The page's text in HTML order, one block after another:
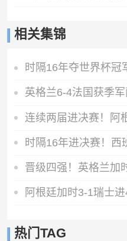
相关集锦
热门TAG